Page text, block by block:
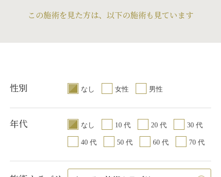
この施術を見た方は、以下の施術も見ています
性別 なし 女性 男性
年代 なし 10 代 20 代 30 代
40 代 50 代 60 代 70 代